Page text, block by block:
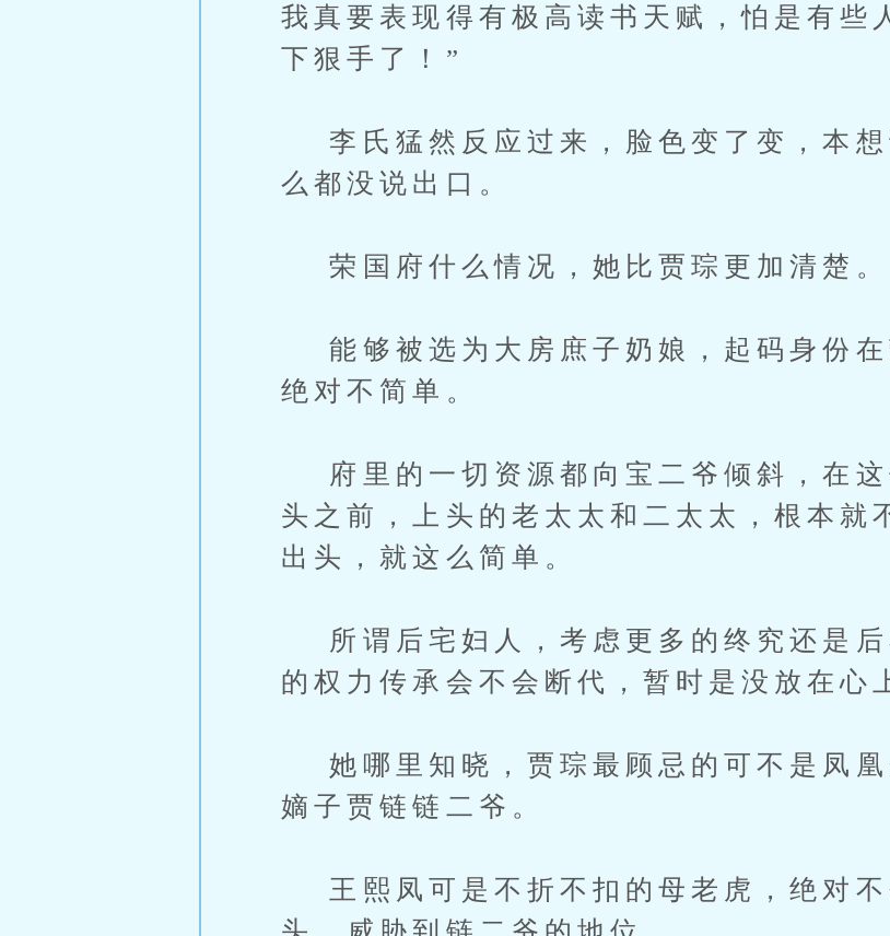
我真要表现得有极高读书天赋，怕是有些
下狠手了！”
李氏猛然反应过来，脸色变了变，本想
么都没说出口。
荣国府什么情况，她比贾琮更加清楚。
能够被选为大房庶子奶娘，起码身份在
绝对不简单。
府里的一切资源都向宝二爷倾斜，在这
头之前，上头的老太太和二太太，根本就
出头，就这么简单。
所谓后宅妇人，考虑更多的终究还是后
的权力传承会不会断代，暂时是没放在心
她哪里知晓，贾琮最顾忌的可不是凤凰
嫡子贾链链二爷。
王熙凤可是不折不扣的母老虎，绝对不